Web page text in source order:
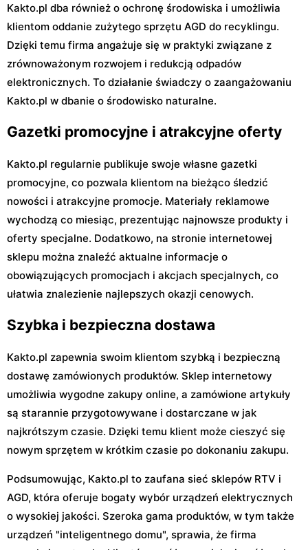
Kakto.pl dba również o ochronę środowiska i umożliwia
klientom oddanie zużytego sprzętu AGD do recyklingu.
Dzięki temu firma angażuje się w praktyki związane z
zrównoważonym rozwojem i redukcją odpadów
elektronicznych. To działanie świadczy o zaangażowaniu
Kakto.pl w dbanie o środowisko naturalne.
Gazetki promocyjne i atrakcyjne oferty
Kakto.pl regularnie publikuje swoje własne gazetki
promocyjne, co pozwala klientom na bieżąco śledzić
nowości i atrakcyjne promocje. Materiały reklamowe
wychodzą co miesiąc, prezentując najnowsze produkty i
oferty specjalne. Dodatkowo, na stronie internetowej
sklepu można znaleźć aktualne informacje o
obowiązujących promocjach i akcjach specjalnych, co
ułatwia znalezienie najlepszych okazji cenowych.
Szybka i bezpieczna dostawa
Kakto.pl zapewnia swoim klientom szybką i bezpieczną
dostawę zamówionych produktów. Sklep internetowy
umożliwia wygodne zakupy online, a zamówione artykuły
są starannie przygotowywane i dostarczane w jak
najkrótszym czasie. Dzięki temu klient może cieszyć się
nowym sprzętem w krótkim czasie po dokonaniu zakupu.
Podsumowując, Kakto.pl to zaufana sieć sklepów RTV i
AGD, która oferuje bogaty wybór urządzeń elektrycznych
o wysokiej jakości. Szeroka gama produktów, w tym także
urządzeń "inteligentnego domu", sprawia, że firma